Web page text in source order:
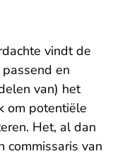
vindt de
en
van) het
om potentiële
Het, al dan
commissaris van